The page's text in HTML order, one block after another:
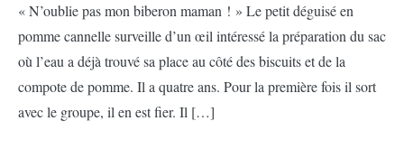
« N’oublie pas mon biberon maman ! » Le petit déguisé en
pomme cannelle surveille d’un œil intéressé la préparation du sac
où l’eau a déjà trouvé sa place au côté des biscuits et de la
compote de pomme. Il a quatre ans. Pour la première fois il sort
avec le groupe, il en est fier. Il […]